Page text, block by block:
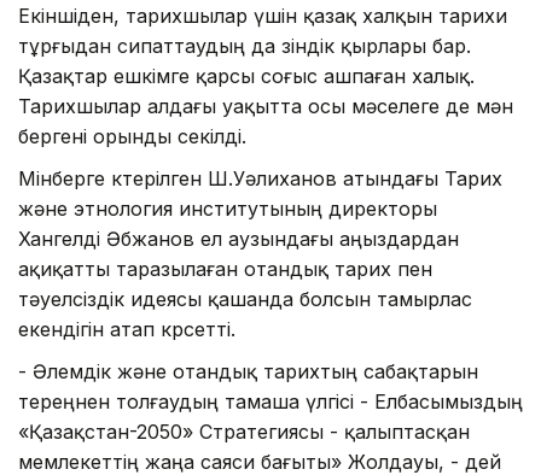
Екіншіден, тарихшылар үшін қазақ халқын тарихи
тұрғыдан сипаттаудың да өзіндік қырлары бар.
Қазақтар ешкімге қарсы соғыс ашпаған халық.
Тарихшылар алдағы уақытта осы мәселеге де мән
бергені орынды секілді.
Мінберге көтерілген Ш.Уәлиханов атындағы Тарих
және этнология институтының директоры
Хангелді Әбжанов ел аузындағы аңыздардан
ақиқатты таразылаған отандық тарих пен
тәуелсіздік идеясы қашанда болсын тамырлас
екендігін атап көрсетті.
- Әлемдік және отандық тарихтың сабақтарын
тереңнен толғаудың тамаша үлгісі - Елбасымыздың
«Қа­зақстан-2050» Стратегиясы - қалып­тасқан
мемлекеттің жаңа саяси бағыты» Жолдауы, - дей